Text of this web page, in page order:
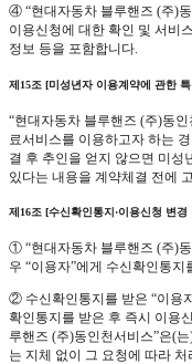
④ “현대자동차 블루핸즈 (주)
이용신청에 대한 확인 및 서비
정보 등을 포함합니다.
제15조 [미성년자 이용계약에 관한
“현대자동차 블루핸즈 (주)동
료서비스를 이용하고자 하는
결 후 추인을 얻지 않으면 미성
있다는 내용을 계약체결 전에
제16조 [수신확인통지·이용신청 변경
① “현대자동차 블루핸즈 (주)
우 “이용자”에게 수신확인통지
② 수신확인통지를 받은 “이용
확인통지를 받은 후 즉시 이용
루핸즈 (주)동인천서비스”은(
는 지체 없이 그 요청에 따라